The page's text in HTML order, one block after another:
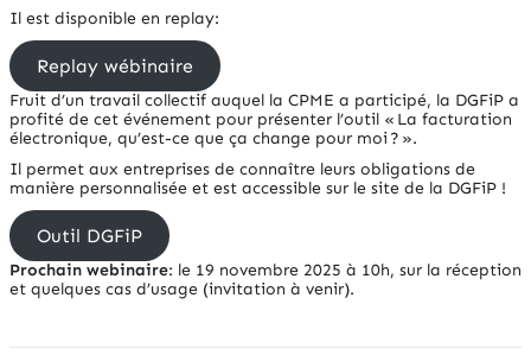
Il est disponible en replay:
Replay wébinaire
Fruit d’un travail collectif auquel la CPME a participé, la DGFiP a
profité de cet événement pour présenter l’outil « La facturation
électronique, qu’est-ce que ça change pour moi ? ».
Il permet aux entreprises de connaître leurs obligations de
manière personnalisée et est accessible sur le site de la DGFiP !
Outil DGFiP
Prochain webinaire: le 19 novembre 2025 à 10h, sur la réception
et quelques cas d’usage (invitation à venir).